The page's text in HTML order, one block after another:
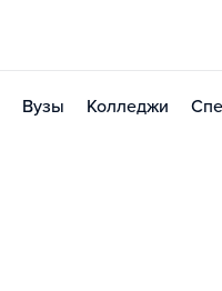
Вузы Колледжи